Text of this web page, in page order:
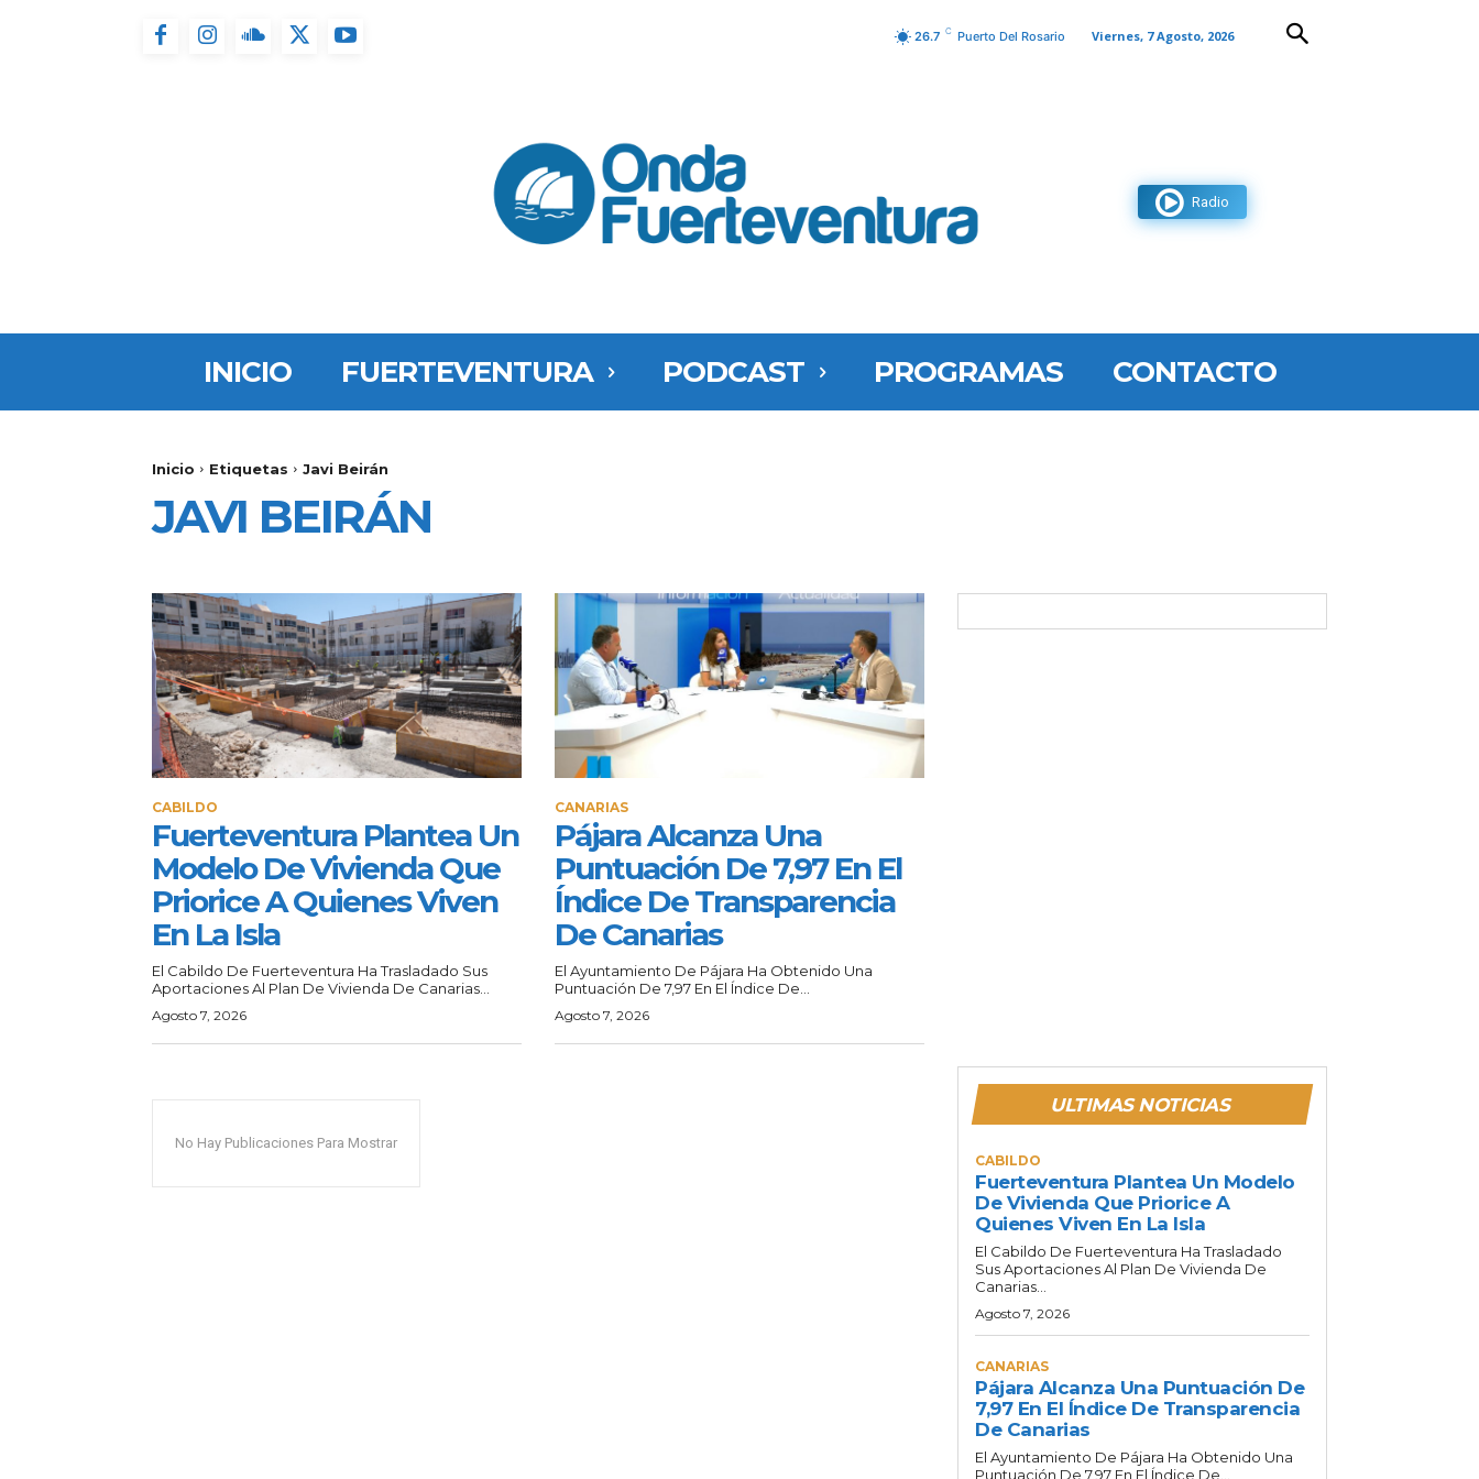
26.7 C Puerto Del Rosario Viernes, 7 Agosto, 2026
Radio
INICIO FUERTEVENTURA PODCAST PROGRAMAS CONTACTO
Inicio Etiquetas Javi Beirán
JAVI BEIRÁN
CABILDO
Fuerteventura Plantea Un
Modelo De Vivienda Que
Priorice A Quienes Viven
En La Isla
El Cabildo De Fuerteventura Ha Trasladado Sus
Aportaciones Al Plan De Vivienda De Canarias...
Agosto 7, 2026
CANARIAS
Pájara Alcanza Una
Puntuación De 7,97 En El
Índice De Transparencia
De Canarias
El Ayuntamiento De Pájara Ha Obtenido Una
Puntuación De 7,97 En El Índice De...
Agosto 7, 2026
No Hay Publicaciones Para Mostrar
ULTIMAS NOTICIAS
CABILDO
Fuerteventura Plantea Un Modelo
De Vivienda Que Priorice A
Quienes Viven En La Isla
El Cabildo De Fuerteventura Ha Trasladado
Sus Aportaciones Al Plan De Vivienda De
Canarias...
Agosto 7, 2026
CANARIAS
Pájara Alcanza Una Puntuación De
7,97 En El Índice De Transparencia
De Canarias
El Ayuntamiento De Pájara Ha Obtenido Una
Puntuación De 7,97 En El Índice De...